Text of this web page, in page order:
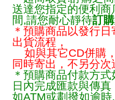
送達您指定的便利
間,請您耐心靜待訂
＊預購商品以發行
出貨流程，
如與其它CD併購
同時寄出，不另分次
＊預購商品付款方
日內完成匯款與傳
如ATM或劃撥如逾